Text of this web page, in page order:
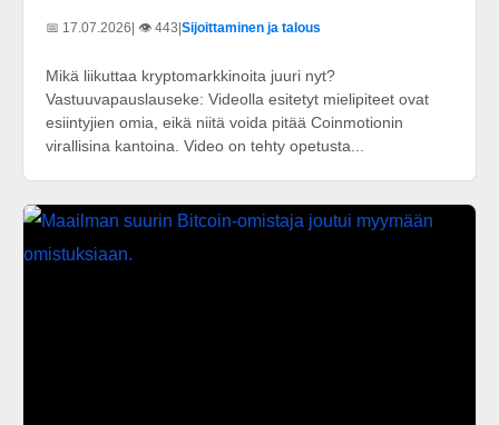
📅 17.07.2026| 👁️ 443|Sijoittaminen ja talous
Mikä liikuttaa kryptomarkkinoita juuri nyt?
Vastuuvapauslauseke: Videolla esitetyt mielipiteet ovat
esiintyjien omia, eikä niitä voida pitää Coinmotionin
virallisina kantoina. Video on tehty opetusta...